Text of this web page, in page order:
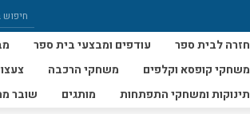
חזרה לבית ספר עודפים ומבצעי בית ספר
משחקי קופסא וקלפים
משחקי הרכבה
תינוקות ומשחקי התפתחות
מותגים שובר